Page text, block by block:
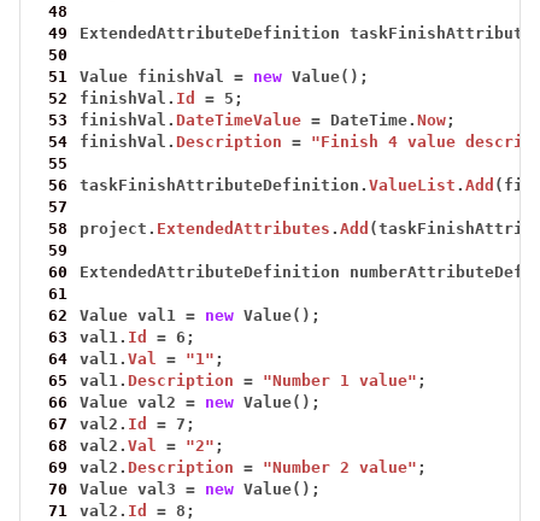
48
49
ExtendedAttributeDefinition
50
51
Value finishVal = new Value();
52
finishVal. Id = 5;
53
finishVal.DateTimeValue = DateTime.Now;
54
finishVal.Description = "Finish 4 value
55
56
taskFinishAttributeDefinition.ValueList .Add
57
58
project. ExtendedAttributes .Add
59
60
ExtendedAttributeDefinition
61
62
Value val1 = new Value();
63
val1. Id = 6;
64
val1.Val = "1" ;
65
val1.Description = "Number 1 value" ;
66
Value val2 = new Value();
67
val2. Id = 7;
68
val2.Val = "2" ;
69
val2.Description = "Number 2 value" ;
70
Value val3 = new Value();
71
val2. Id = 8;